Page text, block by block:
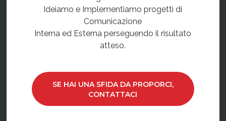
Ideiamo e Implementiamo progetti di
Comunicazione
Interna ed Esterna perseguendo il risultato
atteso.
SE HAI UNA SFIDA DA PROPORCI,
CONTATTACI